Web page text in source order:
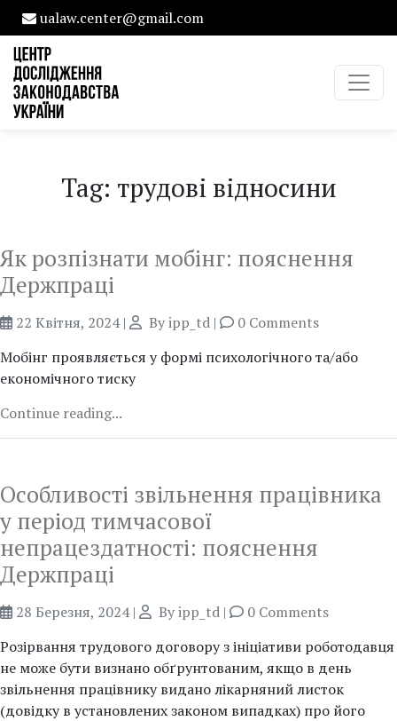
ualaw.center@gmail.com
Tag: трудові відносини
Як розпізнати мобінг: пояснення
Держпраці
22 Квітня, 2024| Byipp_td |
0 Comments
Мобінг проявляється у формі психологічного та/або
економічного тиску
Continue reading...
Особливості звільнення працівника
у період тимчасової
непрацездатності: пояснення
Держпраці
28 Березня, 2024| Byipp_td |
0 Comments
Розірвання трудового договору з ініціативи роботодавця
не може бути визнано обґрунтованим, якщо в день
звільнення працівнику видано лікарняний листок
(довідку в установлених законом випадках) про його